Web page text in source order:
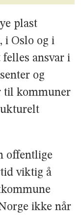
plast
i Oslo og i
felles ansvar i
og
til kommuner
offentlige
viktig å
ikke når